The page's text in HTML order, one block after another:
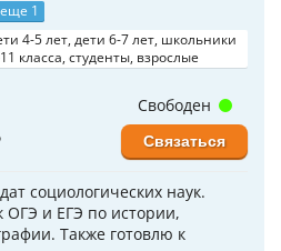
1
4-5 лет, дети 6-7 лет, школьники
класса, студенты, взрослые
социологических наук.
ОГЭ и ЕГЭ по истории,
Также готовлю к
Свободен
Связаться